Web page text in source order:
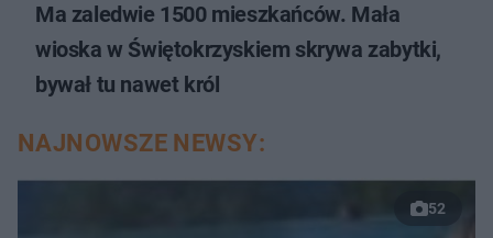
Ma zaledwie 1500 mieszkańców. Mała
wioska w Świętokrzyskiem skrywa zabytki,
bywał tu nawet król
NAJNOWSZE NEWSY:
52